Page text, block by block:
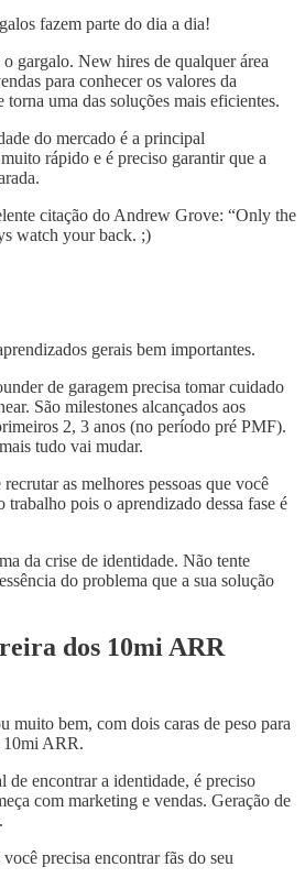
fazem parte do dia a dia!
gargalo. New hires de qualquer área
para conhecer os valores da
torna uma das soluções mais eficientes.
do mercado é a principal
rápido e é preciso garantir que a
citação do Andrew Grove: “Only the
watch your back. ;)
gerais bem importantes.
de garagem precisa tomar cuidado
São milestones alcançados aos
2, 3 anos (no período pré PMF).
tudo vai mudar.
as melhores pessoas que você
pois o aprendizado dessa fase é
da crise de identidade. Não tente
do problema que a sua solução
dos 10mi ARR
muito bem, com dois caras de peso para
10mi ARR.
de encontrar a identidade, é preciso
com marketing e vendas. Geração de
precisa encontrar fãs do seu